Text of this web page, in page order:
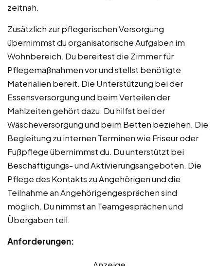
zeitnah.
Zusätzlich zur pflegerischen Versorgung
übernimmst du organisatorische Aufgaben im
Wohnbereich. Du bereitest die Zimmer für
Pflegemaßnahmen vor und stellst benötigte
Materialien bereit. Die Unterstützung bei der
Essensversorgung und beim Verteilen der
Mahlzeiten gehört dazu. Du hilfst bei der
Wäscheversorgung und beim Betten beziehen. Die
Begleitung zu internen Terminen wie Friseur oder
Fußpflege übernimmst du. Du unterstützt bei
Beschäftigungs- und Aktivierungsangeboten. Die
Pflege des Kontakts zu Angehörigen und die
Teilnahme an Angehörigengesprächen sind
möglich. Du nimmst an Teamgesprächen und
Übergaben teil.
Anforderungen: